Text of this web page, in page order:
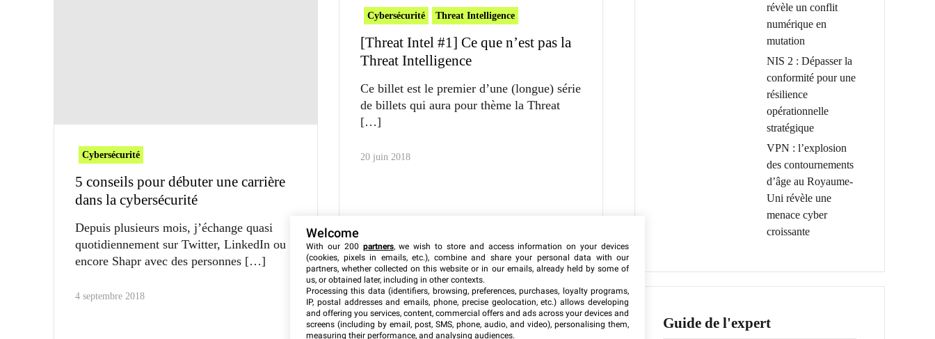
Cybersécurité
5 conseils pour débuter une carrière
dans la cybersécurité
Depuis plusieurs mois, j’échange quasi
quotidiennement sur Twitter, LinkedIn ou
encore Shapr avec des personnes
4 septembre 2018
Cybersécurité Threat Intelligence
[Threat Intel #1] Ce que n’est pas la
Threat Intelligence
Ce billet est le premier d’une (longue) série
de billets qui aura pour thème la Threat
20 juin 2018
révèle un conflit
numérique en
mutation
NIS 2 : Dépasser la
conformité pour une
résilience
opérationnelle
stratégique
VPN : l’explosion
des contournements
d’âge au Royaume-
Uni révèle une
menace cyber
croissante
Guide de l'expert
Welcome
With our 200 partners, we wish to store and access information on your devices
(cookies, pixels in emails, etc.), combine and share your personal data with our
partners, whether collected on this website or in our emails, already held by some of
us, or obtained later, including in other contexts.
Processing this data (identifiers, browsing, preferences, purchases, loyalty programs,
IP, postal addresses and emails, phone, precise geolocation, etc.) allows developing
and offering you services, content, commercial offers and ads across your devices and
screens (including by email, post, SMS, phone, audio, and video), personalising them,
measuring their performance, and analysing audiences.